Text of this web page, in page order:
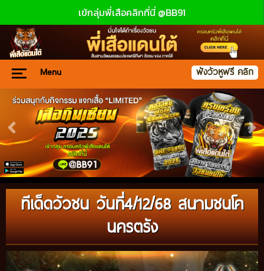
เข้กลุ่มพี่เสือคลิกที่นี่ @BB91
Menu ฟังวัวหูฟรี คลิก
ทีเด็ดวัวชน วันที่4/12/68 สนามชนโค
นครตรัง